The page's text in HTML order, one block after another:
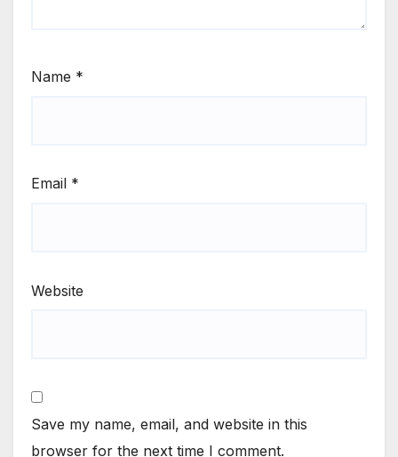
Name *
Email *
Website
Save my name, email, and website in this
browser for the next time I comment.